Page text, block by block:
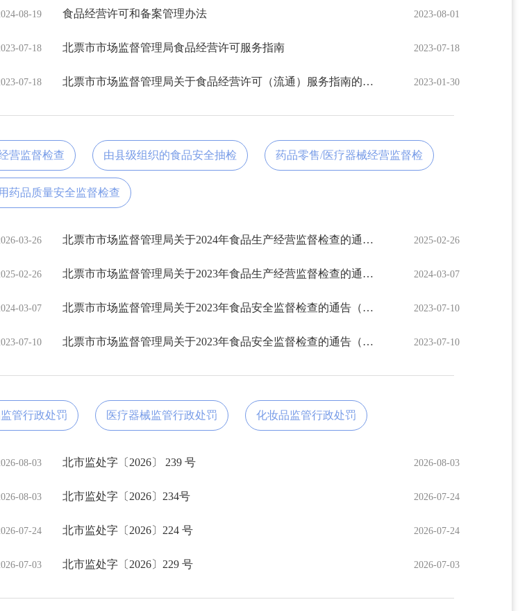
08-19 ​食品经营许可和备案管理办法 2023-08-01
07-18 北票市市场监督管理局食品经营许可服务指南 2023-07-18
07-18 北票市市场监督管理局关于食品经营许可（流通）服务指南的通告 2023-01-30
营监督检查 由县级组织的食品安全抽检 药品零售/医疗器械经营监督检
药品质量安全监督检查
03-26 北票市市场监督管理局关于2024年食品生产经营监督检查的通告（二） 2025-02-26
02-26 北票市市场监督管理局关于2023年食品生产经营监督检查的通告（六） 2024-03-07
03-07 北票市市场监督管理局关于2023年食品安全监督检查的通告（五） 2023-07-10
07-10 北票市市场监督管理局关于2023年食品安全监督检查的通告（三） 2023-07-10
管行政处罚 医疗器械监管行政处罚 化妆品监管行政处罚
08-03 北市监处字〔2026〕 239 号 2026-08-03
08-03 北市监处字〔2026〕234号 2026-07-24
07-24 北市监处字〔2026〕224 号 2026-07-24
07-03 北市监处字〔2026〕229 号 2026-07-03